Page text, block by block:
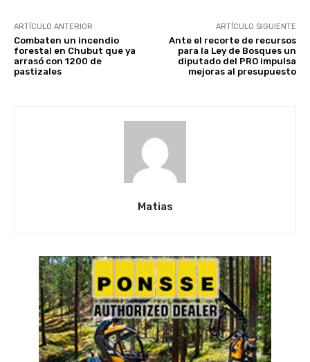
ARTÍCULO ANTERIOR
Combaten un incendio
forestal en Chubut que ya
arrasó con 1200 de
pastizales
ARTÍCULO SIGUIENTE
Ante el recorte de recursos
para la Ley de Bosques un
diputado del PRO impulsa
mejoras al presupuesto
Matias